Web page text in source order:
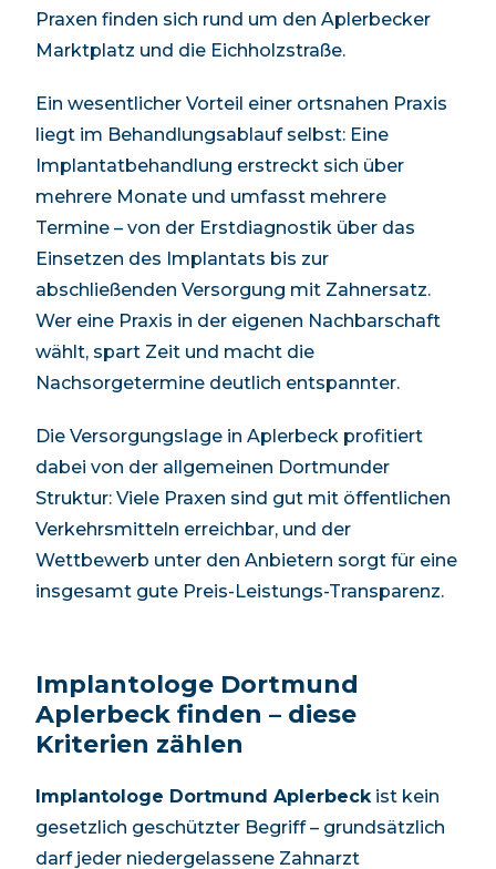
Praxen finden sich rund um den Aplerbecker
Marktplatz und die Eichholzstraße.
Ein wesentlicher Vorteil einer ortsnahen Praxis
liegt im Behandlungsablauf selbst: Eine
Implantatbehandlung erstreckt sich über
mehrere Monate und umfasst mehrere
Termine – von der Erstdiagnostik über das
Einsetzen des Implantats bis zur
abschließenden Versorgung mit Zahnersatz.
Wer eine Praxis in der eigenen Nachbarschaft
wählt, spart Zeit und macht die
Nachsorgetermine deutlich entspannter.
Die Versorgungslage in Aplerbeck profitiert
dabei von der allgemeinen Dortmunder
Struktur: Viele Praxen sind gut mit öffentlichen
Verkehrsmitteln erreichbar, und der
Wettbewerb unter den Anbietern sorgt für eine
insgesamt gute Preis-Leistungs-Transparenz.
Implantologe Dortmund
Aplerbeck finden – diese
Kriterien zählen
Implantologe Dortmund Aplerbeckist kein
gesetzlich geschützter Begriff – grundsätzlich
darf jeder niedergelassene Zahnarzt